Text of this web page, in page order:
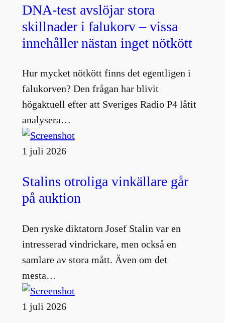
DNA-test avslöjar stora
skillnader i falukorv – vissa
innehåller nästan inget nötkött
Hur mycket nötkött finns det egentligen i
falukorven? Den frågan har blivit
högaktuell efter att Sveriges Radio P4 låtit
analysera…
1 juli 2026
Stalins otroliga vinkällare går
på auktion
Den ryske diktatorn Josef Stalin var en
intresserad vindrickare, men också en
samlare av stora mått. Även om det
mesta…
1 juli 2026